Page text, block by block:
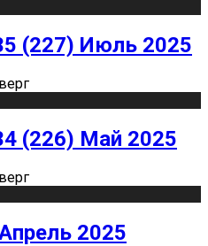
(227) Июль 2025
(226) Май 2025
2025